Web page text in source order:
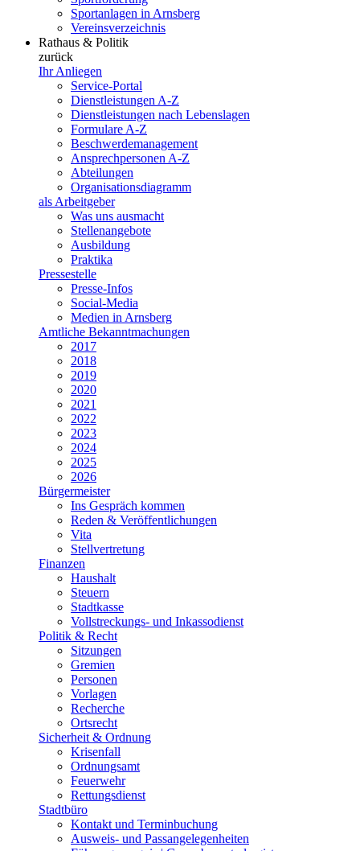
Sportanlagen in Arnsberg
Vereinsverzeichnis
Rathaus & Politik
zurück
Ihr Anliegen
Service-Portal
Dienstleistungen A-Z
Dienstleistungen nach Lebenslagen
Formulare A-Z
Beschwerdemanagement
Ansprechpersonen A-Z
Abteilungen
Organisationsdiagramm
als Arbeitgeber
Was uns ausmacht
Stellenangebote
Ausbildung
Praktika
Pressestelle
Presse-Infos
Social-Media
Medien in Arnsberg
Amtliche Bekanntmachungen
2017
2018
2019
2020
2021
2022
2023
2024
2025
2026
Bürgermeister
Ins Gespräch kommen
Reden & Veröffentlichungen
Vita
Stellvertretung
Finanzen
Haushalt
Steuern
Stadtkasse
Vollstreckungs- und Inkassodienst
Politik & Recht
Sitzungen
Gremien
Personen
Vorlagen
Recherche
Ortsrecht
Sicherheit & Ordnung
Krisenfall
Ordnungsamt
Feuerwehr
Rettungsdienst
Stadtbüro
Kontakt und Terminbuchung
Ausweis- und Passangelegenheiten